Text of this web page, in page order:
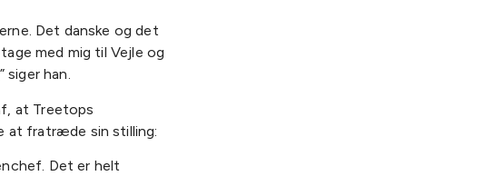
Det danske og det
med mig til Vejle og
siger han.
at Treetops
at fratræde sin stilling:
Det er helt